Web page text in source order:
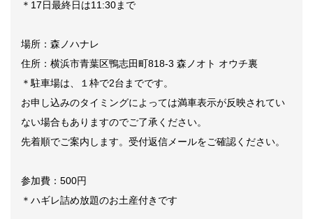
＊17日最終日は11:30まで
場所：森ノハナレ
住所：横浜市青葉区鴨志田町818-3 森ノオト オウチ裏
＊駐車場は、１枠で2台までです。
お申し込みのタイミングによっては満車表示が反映されてい
ない場合もありますのでご了承ください。
先着順でご案内します。受付返信メールをご確認ください。
参加費：500円
＊ハギレ詰め放題のお土産付きです